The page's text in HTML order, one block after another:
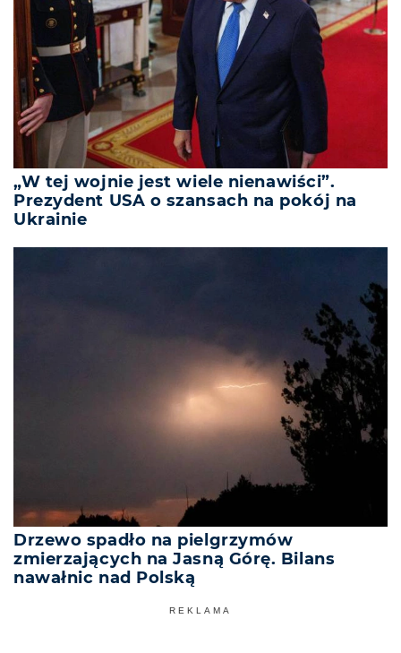
„W tej wojnie jest wiele nienawiści”.
Prezydent USA o szansach na pokój na
Ukrainie
Drzewo spadło na pielgrzymów
zmierzających na Jasną Górę. Bilans
nawałnic nad Polską
REKLAMA